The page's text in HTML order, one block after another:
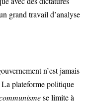
grand travail d’analyse
n’est jamais
La plateforme politique
se limite à